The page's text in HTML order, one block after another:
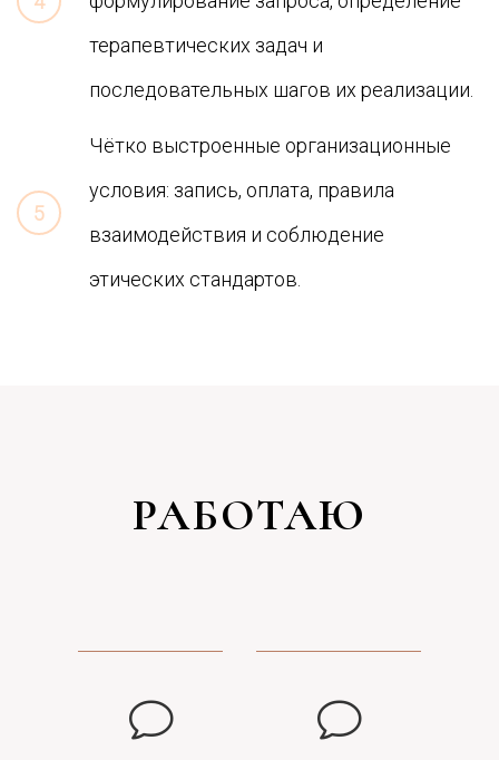
терапевтических задач и
последовательных шагов их реализации.
Чётко выстроенные организационные
условия: запись, оплата, правила
взаимодействия и соблюдение
этических стандартов.
РАБОТАЮ